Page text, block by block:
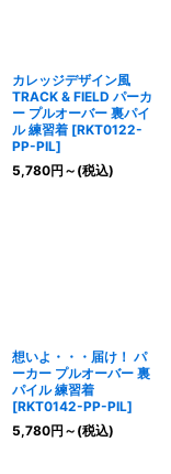
カレッジデザイン風
TRACK & FIELD パーカ
ー プルオーバー 裏パイ
ル 練習着 [RKT0122-
PP-PIL]
5,780円 ～ (税込)
想いよ・・・届け！ パ
ーカー プルオーバー 裏
パイル 練習着
[RKT0142-PP-PIL]
5,780円 ～ (税込)